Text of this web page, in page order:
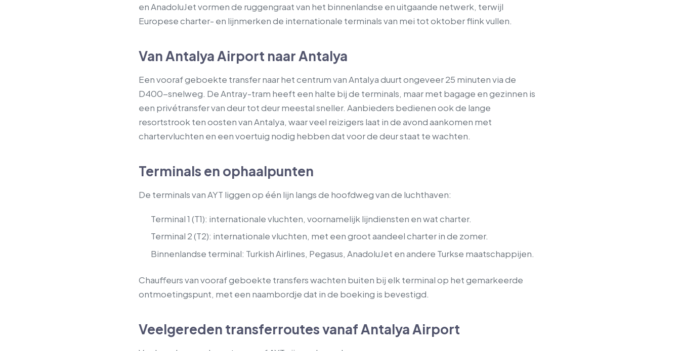
en AnadoluJet vormen de ruggengraat van het binnenlandse en uitgaande netwerk, terwijl
Europese charter- en lijnmerken de internationale terminals van mei tot oktober flink vullen.
Van Antalya Airport naar Antalya
Een vooraf geboekte transfer naar het centrum van Antalya duurt ongeveer 25 minuten via de
D400-snelweg. De Antray-tram heeft een halte bij de terminals, maar met bagage en gezinnen is
een privétransfer van deur tot deur meestal sneller. Aanbieders bedienen ook de lange
resortstrook ten oosten van Antalya, waar veel reizigers laat in de avond aankomen met
chartervluchten en een voertuig nodig hebben dat voor de deur staat te wachten.
Terminals en ophaalpunten
De terminals van AYT liggen op één lijn langs de hoofdweg van de luchthaven:
Terminal 1 (T1): internationale vluchten, voornamelijk lijndiensten en wat charter.
Terminal 2 (T2): internationale vluchten, met een groot aandeel charter in de zomer.
Binnenlandse terminal: Turkish Airlines, Pegasus, AnadoluJet en andere Turkse maatschappijen.
Chauffeurs van vooraf geboekte transfers wachten buiten bij elk terminal op het gemarkeerde
ontmoetingspunt, met een naambordje dat in de boeking is bevestigd.
Veelgereden transferroutes vanaf Antalya Airport